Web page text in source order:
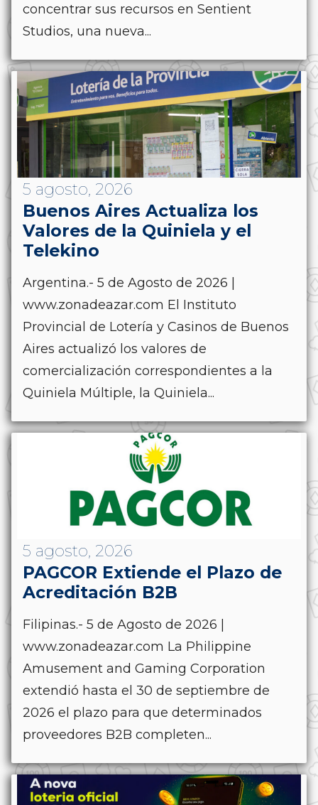
concentrar sus recursos en Sentient
Studios, una nueva...
5 agosto, 2026
Buenos Aires Actualiza los
Valores de la Quiniela y el
Telekino
Argentina.- 5 de Agosto de 2026 |
www.zonadeazar.com El Instituto
Provincial de Lotería y Casinos de Buenos
Aires actualizó los valores de
comercialización correspondientes a la
Quiniela Múltiple, la Quiniela...
5 agosto, 2026
PAGCOR Extiende el Plazo de
Acreditación B2B
Filipinas.- 5 de Agosto de 2026 |
www.zonadeazar.com La Philippine
Amusement and Gaming Corporation
extendió hasta el 30 de septiembre de
2026 el plazo para que determinados
proveedores B2B completen...